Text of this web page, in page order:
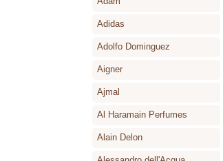
Adidas
Adolfo Dominguez
Aigner
Ajmal
Al Haramain Perfumes
Alain Delon